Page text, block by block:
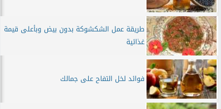
طريقة عمل الشكشوكة بدون بيض وبأعلى قيمة
غذائية
فوائد لخل التفاح على جمالك